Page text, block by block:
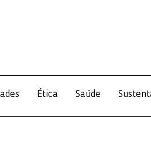
Ética Saúde